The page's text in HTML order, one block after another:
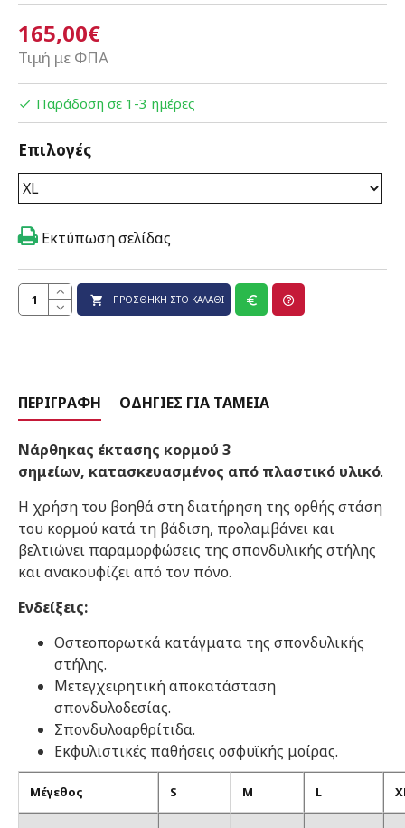
165,00€
Τιμή με ΦΠΑ
Παράδοση σε 1-3 ημέρες
Επιλογές
ΠΡΟΣΘΉΚΗ ΣΤΟ ΚΑΛΆΘΙ
Εκτύπωση σελίδας
ΠΕΡΙΓΡΑΦΉ ΟΔΗΓΊΕΣ ΓΙΑ ΤΑΜΕΊΑ
Νάρθηκας έκτασης κορμού 3
σημείων, κατασκευασμένος από πλαστικό υλικό.
Η χρήση του βοηθά στη διατήρηση της ορθής στάση
του κορμού κατά τη βάδιση, προλαμβάνει και
βελτιώνει παραμορφώσεις της σπονδυλικής στήλης
και ανακουφίζει από τον πόνο.
Ενδείξεις:
Οστεοπορωτκά κατάγματα της σπονδυλικής
στήλης.
Μετεγχειρητική αποκατάσταση
σπονδυλοδεσίας.
Σπονδυλοαρθρίτιδα.
Εκφυλιστικές παθήσεις οσφυϊκής μοίρας.
Μέγεθος S M L